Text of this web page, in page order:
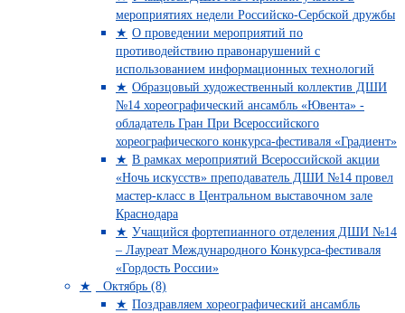
мероприятиях недели Российско-Сербской дружбы
О проведении мероприятий по
противодействию правонарушений с
использованием информационных технологий
Образцовый художественный коллектив ДШИ
№14 хореографический ансамбль «Ювента» -
обладатель Гран При Всероссийского
хореографического конкурса-фестиваля «Градиент»
В рамках мероприятий Всероссийской акции
«Ночь искусств» преподаватель ДШИ №14 провел
мастер-класс в Центральном выставочном зале
Краснодара
Учащийся фортепианного отделения ДШИ №14
– Лауреат Международного Конкурса-фестиваля
«Гордость России»
Октябрь (8)
Поздравляем хореографический ансамбль